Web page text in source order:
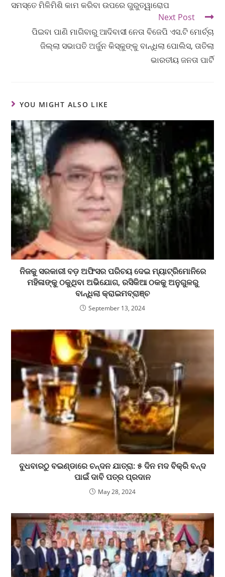
ସମସ୍ତେ ମିଳିମିଶି କାମ କରିବା ଉପରେ ଗୁରୁତ୍ୱାରୋପ
Next Post
ପିଇବା ପାଣି ମାଗିବାରୁ ଆଦିବାସୀ ନେତା ବିଜେପି ଏସ.ଟି ମୋର୍ଚ୍ଚା
ଜିଲ୍ଲା ସଭାପତି ଅର୍ଜୁନ କିସ୍କୁଙ୍କୁ ବାନ୍ଧିଲା ପୋଲିସ, ତାତିଲା
ଭାରତୀୟ ଜନତା ପାର୍ଟି
YOU MIGHT ALSO LIKE
ନିଜକୁ ସରକାରୀ ବଡ଼ ଅଫିସର ପରିଚୟ ଦେଇ ମ୍ୟାଟ୍ରିମୋନିରେ
ମହିଳାଙ୍କୁ ଠକୁଥିବା ଅଭିଯୋଗ, ରସିକିଆ ଠକକୁ ଅନୁଗୁଳରୁ
ବାନ୍ଧିଲା କ୍ରାଇମବ୍ରାଞ୍ଚ
September 13, 2024
ବୁଧବାରଠୁ ବଇଣ୍ଡାରେ ଚନ୍ଦନ ଯାତ୍ରା: ୫ ଦିନ ମଦ ବିକ୍ରି ବନ୍ଦ
ପାଇଁ ଦାବି ପତ୍ର ପ୍ରଦାନ
May 28, 2024